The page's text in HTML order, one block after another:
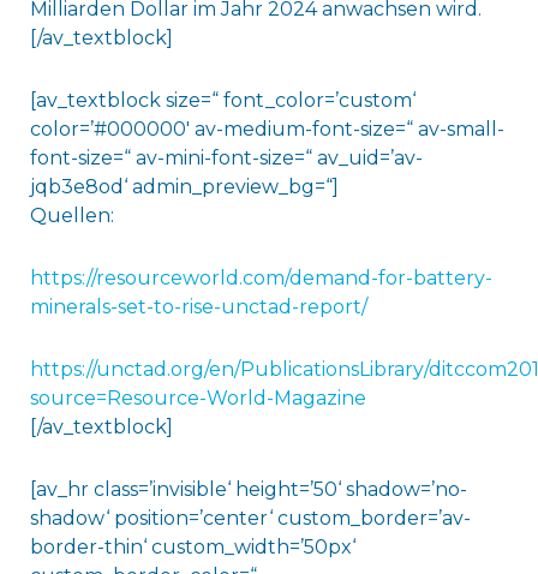
Milliarden Dollar im Jahr 2024 anwachsen wird.
[/av_textblock]
[av_textblock size=“ font_color=’custom‘
color=’#000000′ av-medium-font-size=“ av-small-
font-size=“ av-mini-font-size=“ av_uid=’av-
jqb3e8od‘ admin_preview_bg=“]
Quellen:
https://resourceworld.com/demand-for-battery-
minerals-set-to-rise-unctad-report/
https://unctad.org/en/PublicationsLibrary/
source=Resource-World-Magazine
[/av_textblock]
[av_hr class=’invisible‘ height=’50‘ shadow=’no-
shadow‘ position=’center‘ custom_border=’av-
border-thin‘ custom_width=’50px‘